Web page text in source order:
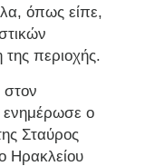
όπως είπε,
περιοχής.
στον
ενημέρωσε ο
Σταύρος
Ηρακλείου